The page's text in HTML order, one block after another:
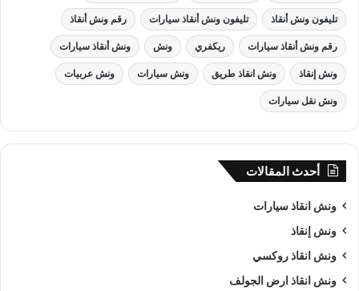
تليفون ونش أنقاذ تليفون ونش أنقاذ سيارات رقم ونش أنقاذ
رقم ونش أنقاذ سيارات ريكفري ونش ونش أنقاذ سيارات
ونش إنقاذ ونش انقاذ طريق ونش سيارات ونش عربيات
ونش نقل سيارات
أحدث المقالات
ونش انقاذ سيارات
ونش إنقاذ
ونش انقاذ روكسي
ونش انقاذ ارض الجولف